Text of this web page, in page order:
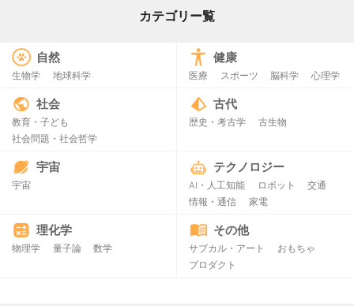
カテゴリー覧
自然
生物学 地球科学
健康
医療 スポーツ 脳科学 心理学
社会
教育・子ども
社会問題・社会哲学
古代
歴史・考古学 古生物
宇宙
宇宙
テクノロジー
AI・人工知能 ロボット
交通
情報・通信
家電
理化学
物理学 量子論 数学
その他
サブカル・アート
おもちゃ
プロダクト